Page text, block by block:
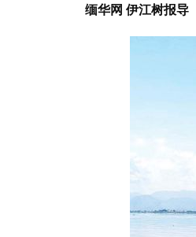
缅华网 伊江树报导